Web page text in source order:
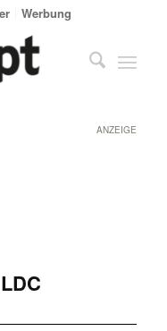
Werbung
ANZEIGE
LDC